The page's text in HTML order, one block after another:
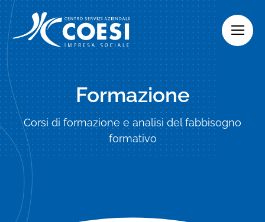
Skip
to
content
Formazione
Corsi di formazione e analisi del fabbisogno
formativo